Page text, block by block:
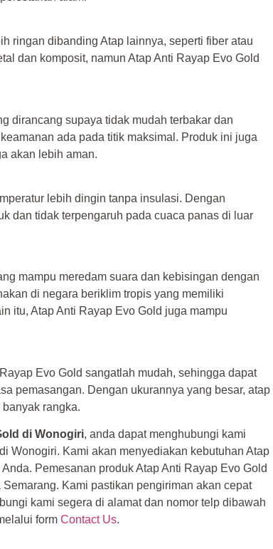
ringan dibanding Atap lainnya, seperti fiber atau
dan komposit, namun Atap Anti Rayap Evo Gold
dirancang supaya tidak mudah terbakar dan
ada pada titik maksimal. Produk ini juga
akan lebih aman.
lebih dingin tanpa insulasi. Dengan
dan tidak terpengaruh pada cuaca panas di luar
mampu meredam suara dan kebisingan dengan
di negara beriklim tropis yang memiliki
itu, Atap Anti Rayap Evo Gold juga mampu
Evo Gold sangatlah mudah, sehingga dapat
pemasangan. Dengan ukurannya yang besar, atap
rangka.
di Wonogiri, anda dapat menghubungi kami
Wonogiri. Kami akan menyediakan kebutuhan Atap
Pemesanan produk Atap Anti Rayap Evo Gold
Kami pastikan pengiriman akan cepat
kami segera di alamat dan nomor telp dibawah
form Contact Us.